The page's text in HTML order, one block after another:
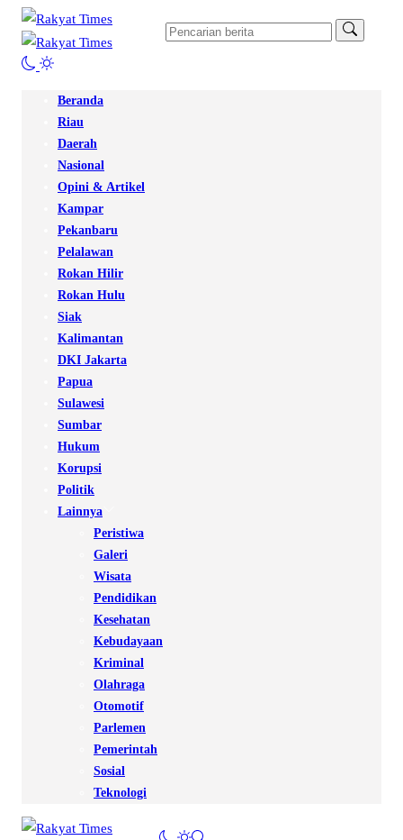
Beranda
Riau
Daerah
Nasional
Opini & Artikel
Kampar
Pekanbaru
Pelalawan
Rokan Hilir
Rokan Hulu
Siak
Kalimantan
DKI Jakarta
Papua
Sulawesi
Sumbar
Hukum
Korupsi
Politik
Lainnya
Peristiwa
Galeri
Wisata
Pendidikan
Kesehatan
Kebudayaan
Kriminal
Olahraga
Otomotif
Parlemen
Pemerintah
Sosial
Teknologi